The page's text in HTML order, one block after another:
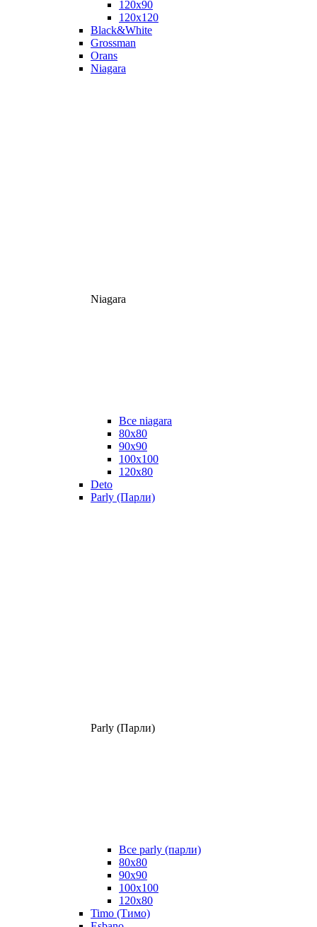
120х90
120х120
Black&White
Grossman
Orans
Niagara
Niagara
Все niagara
80x80
90x90
100x100
120x80
Deto
Parly (Парли)
Parly (Парли)
Все parly (парли)
80x80
90x90
100x100
120x80
Timo (Тимо)